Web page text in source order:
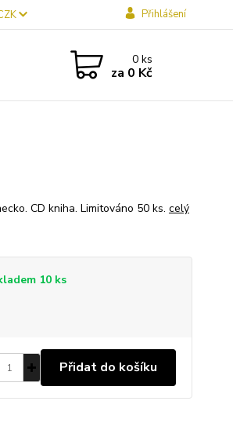
Přihlášení
0ks
za 0 Kč
CD kniha. Limitováno 50 ks. celý
10 ks
Přidat do košíku